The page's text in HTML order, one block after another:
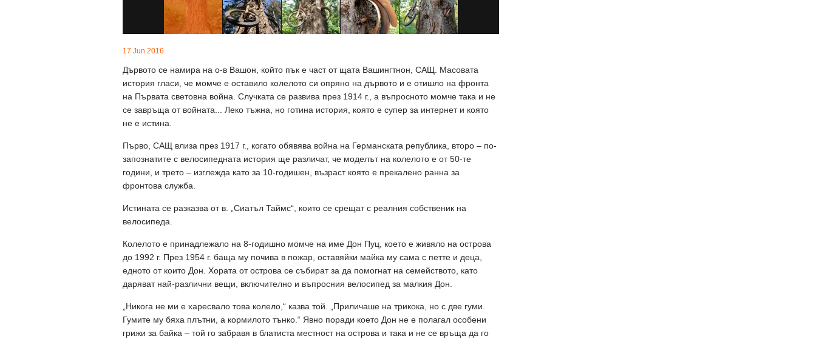
17 Jun 2016
Дървото се намира на о-в Вашон, който пък е част от щата Вашингтнон, САЩ. Масовата
история гласи, че момче е оставило колелото си опряно на дървото и е отишло на фронта
на Първата световна война. Случката се развива през 1914 г., а въпросното момче така и не
се завръща от войната... Леко тъжна, но готина история, която е супер за интернет и която
не е истина.
Първо, САЩ влиза през 1917 г., когато обявява война на Германската република, второ – по-
запознатите с велосипедната история ще различат, че моделът на колелото е от 50-те
години, и трето – изглежда като за 10-годишен, възраст която е прекалено ранна за
фронтова служба.
Истината се разказва от в. „Сиатъл Таймс“, които се срещат с реалния собственик на
велосипеда.
Колелото е принадлежало на 8-годишно момче на име Дон Пуц, което е живяло на острова
до 1992 г. През 1954 г. баща му почива в пожар, оставяйки майка му сама с петте и деца,
едното от които Дон. Хората от острова се събират за да помогнат на семейството, като
даряват най-различни вещи, включително и въпросния велосипед за малкия Дон.
„Никога не ми е харесвало това колело,“ казва той. „Приличаше на трикока, но с две гуми.
Гумите му бяха плътни, а кормилото тънко.“ Явно поради което Дон не е полагал особени
грижи за байка – той го забравя в блатиста местност на острова и така и не се връща да го